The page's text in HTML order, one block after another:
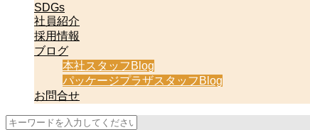
SDGs
社員紹介
採用情報
ブログ
本社スタッフBlog
パッケージプラザスタッフBlog
お問合せ